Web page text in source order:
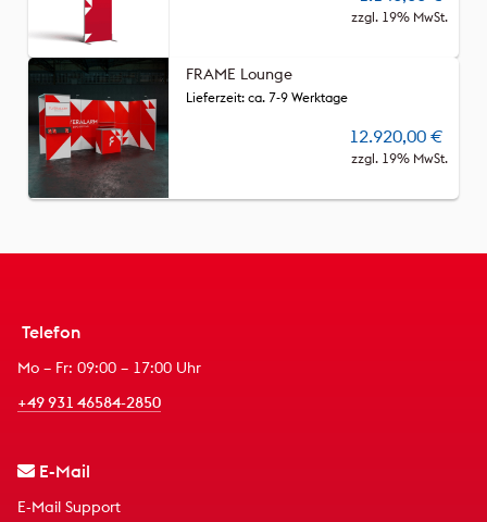
zzgl. 19% MwSt.
FRAME Lounge
12.920,00 €
zzgl. 19% MwSt.
Lieferzeit: ca. 7-9 Werktage
Telefon
Mo – Fr: 09:00 – 17:00 Uhr
+49 931 46584-2850
E-Mail
E-Mail Support